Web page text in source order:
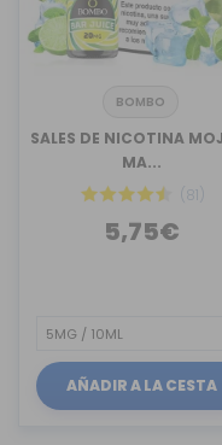
BOMBO
SALES DE NICOTINA
MA...
(81)
5,75€
AÑADIR A LA CESTA